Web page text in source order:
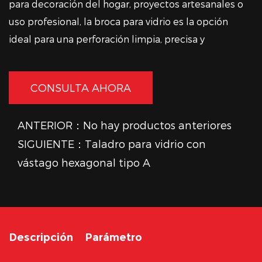
para decoración del hogar, proyectos artesanales o
uso profesional, la broca para vidrio es la opción
ideal para una perforación limpia, precisa y
CONSULTA AHORA
ANTERIOR：No hay productos anteriores
SIGUIENTE：Taladro para vidrio con
vástago hexagonal tipo A
Descripción Parámetro